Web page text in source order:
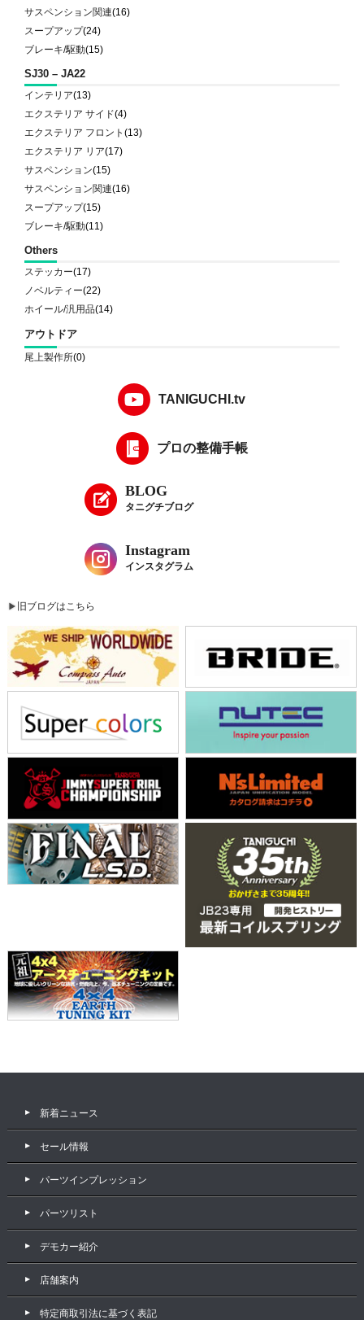
サスペンション関連(16)
スープアップ(24)
ブレーキ/駆動(15)
SJ30 – JA22
インテリア(13)
エクステリア サイド(4)
エクステリア フロント(13)
エクステリア リア(17)
サスペンション(15)
サスペンション関連(16)
スープアップ(15)
ブレーキ/駆動(11)
Others
ステッカー(17)
ノベルティー(22)
ホイール/汎用品(14)
アウトドア
尾上製作所(0)
TANIGUCHI.tv
プロの整備手帳
BLOG
タニグチブログ
Instagram
インスタグラム
旧ブログはこちら
新着ニュース
セール情報
パーツインプレッション
パーツリスト
デモカー紹介
店舗案内
特定商取引法に基づく表記